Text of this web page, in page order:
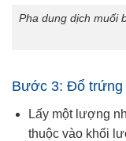
Pha dung dịch muối
Bước 3: Đổ trứng
Lấy một lượng
thuộc vào khối